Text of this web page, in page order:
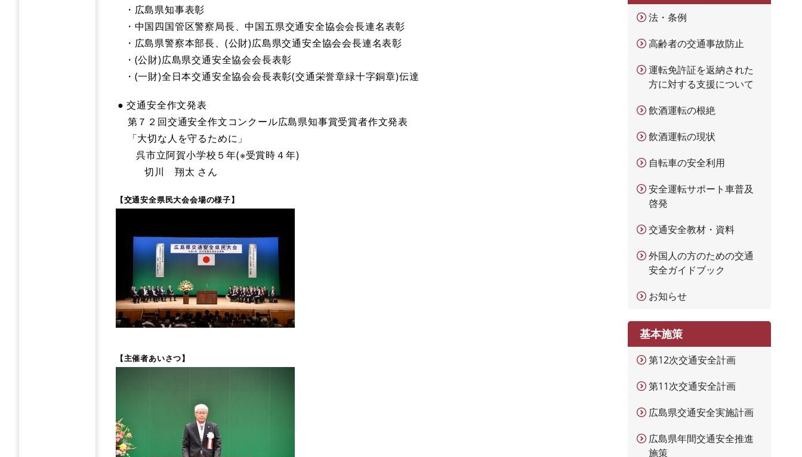
・広島県知事表彰
・中国四国管区警察局長、中国五県交通安全協会会長連名表彰
・広島県警察本部長、(公財)広島県交通安全協会会長連名表彰
・(公財)広島県交通安全協会会長表彰
・(一財)全日本交通安全協会会長表彰(交通栄誉章緑十字銅章)伝達
● 交通安全作文発表
第７２回交通安全作文コンクール広島県知事賞受賞者作文発表
「大切な人を守るために」
呉市立阿賀小学校５年(※受賞時４年)
切川 翔太 さん
【交通安全県民大会会場の様子】
【主催者あいさつ】
法・条例
高齢者の交通事故防止
運転免許証を返納された
方に対する支援について
飲酒運転の根絶
飲酒運転の現状
自転車の安全利用
安全運転サポート車普及
啓発
交通安全教材・資料
外国人の方のための交通
安全ガイドブック
お知らせ
基本施策
第12次交通安全計画
第11次交通安全計画
広島県交通安全実施計画
広島県年間交通安全推進
施策